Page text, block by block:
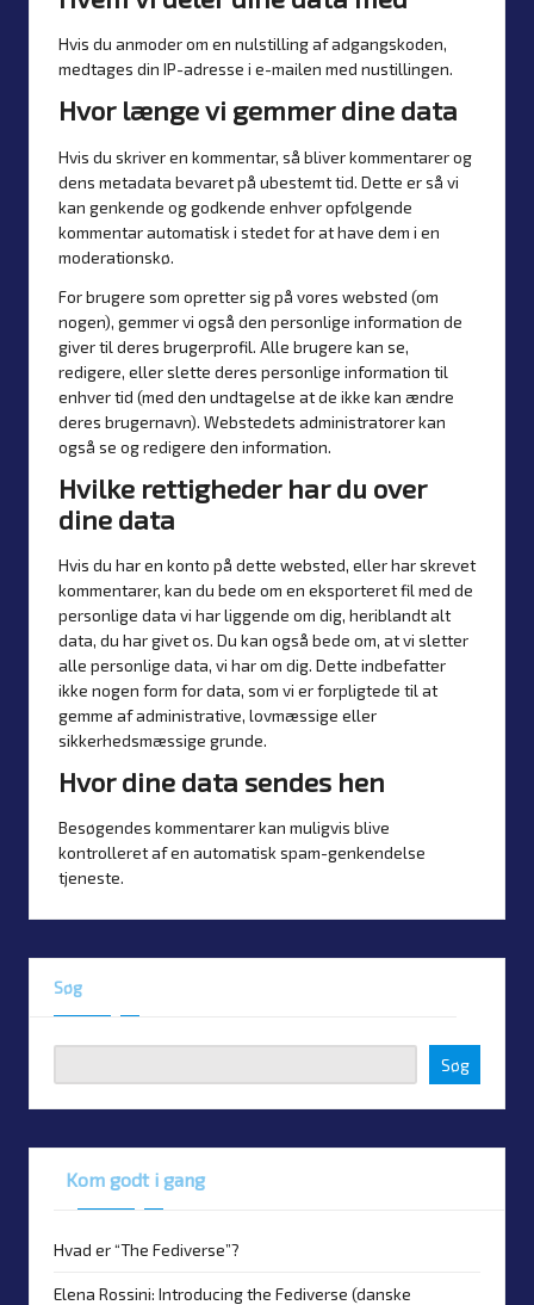
Hvis du anmoder om en nulstilling af adgangskoden,
medtages din IP-adresse i e-mailen med nustillingen.
Hvor længe vi gemmer dine data
Hvis du skriver en kommentar, så bliver kommentarer og
dens metadata bevaret på ubestemt tid. Dette er så vi
kan genkende og godkende enhver opfølgende
kommentar automatisk i stedet for at have dem i en
moderationskø.
For brugere som opretter sig på vores websted (om
nogen), gemmer vi også den personlige information de
giver til deres brugerprofil. Alle brugere kan se,
redigere, eller slette deres personlige information til
enhver tid (med den undtagelse at de ikke kan ændre
deres brugernavn). Webstedets administratorer kan
også se og redigere den information.
Hvilke rettigheder har du over
dine data
Hvis du har en konto på dette websted, eller har skrevet
kommentarer, kan du bede om en eksporteret fil med de
personlige data vi har liggende om dig, heriblandt alt
data, du har givet os. Du kan også bede om, at vi sletter
alle personlige data, vi har om dig. Dette indbefatter
ikke nogen form for data, som vi er forpligtede til at
gemme af administrative, lovmæssige eller
sikkerhedsmæssige grunde.
Hvor dine data sendes hen
Besøgendes kommentarer kan muligvis blive
kontrolleret af en automatisk spam-genkendelse
tjeneste.
Søg
Søg
Kom godt i gang
Hvad er “The Fediverse”?
Elena Rossini: Introducing the Fediverse (danske